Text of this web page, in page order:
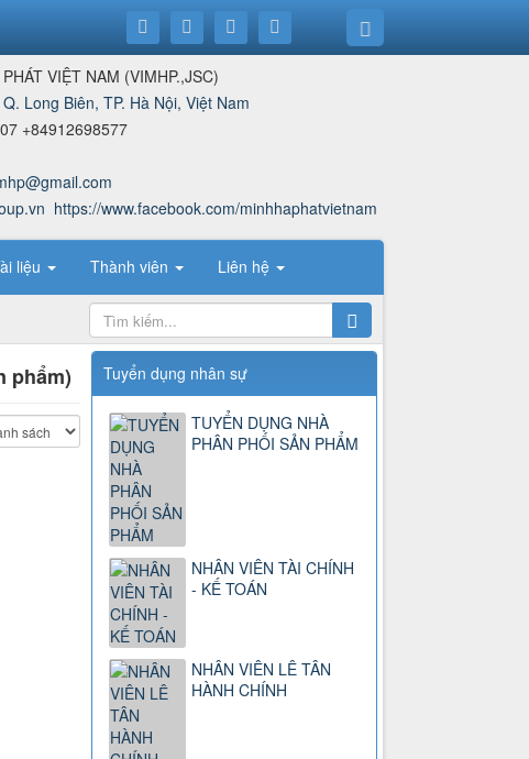
VIỆT NAM (VIMHP.,JSC)
Long Biên, TP. Hà Nội, Việt Nam
+84912698577
https://www.facebook.com/minhhaphatvietnam
liệu Thành viên Liên hệ
phẩm) Tuyển dụng nhân sự
TUYỂN DỤNG NHÀ
PHÂN PHỐI SẢN PHẨM
NHÂN VIÊN TÀI CHÍNH
- KẾ TOÁN
NHÂN VIÊN LÊ TÂN
HÀNH CHÍNH